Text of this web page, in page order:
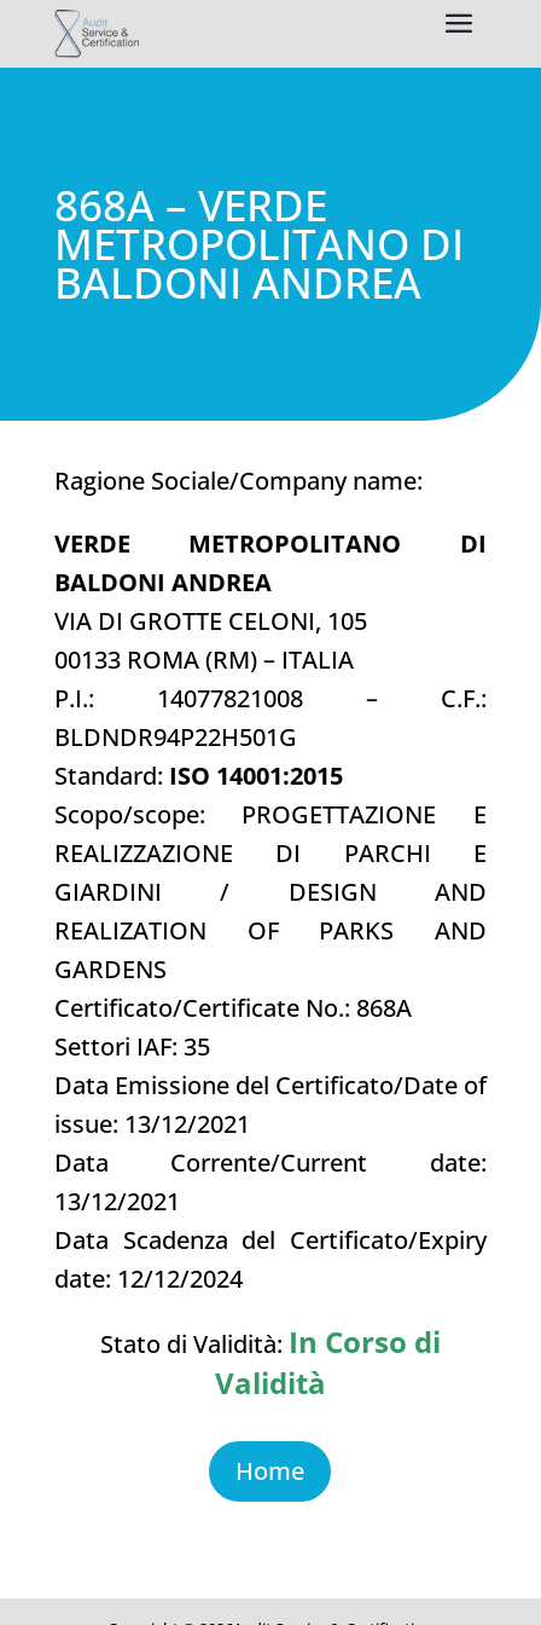
868A – VERDE
METROPOLITANO DI
BALDONI ANDREA
Ragione Sociale/Company name:
VERDE METROPOLITANO DI
BALDONI ANDREA
VIA DI GROTTE CELONI, 105
00133 ROMA (RM) – ITALIA
P.I.: 14077821008 – C.F.:
BLDNDR94P22H501G
Standard: ISO 14001:2015
Scopo/scope: PROGETTAZIONE E
REALIZZAZIONE DI PARCHI E
GIARDINI / DESIGN AND
REALIZATION OF PARKS AND
GARDENS
Certificato/Certificate No.: 868A
Settori IAF: 35
Data Emissione del Certificato/Date of
issue: 13/12/2021
Data Corrente/Current date:
13/12/2021
Data Scadenza del Certificato/Expiry
date: 12/12/2024
Stato di Validità: In Corso di
Validità
Home